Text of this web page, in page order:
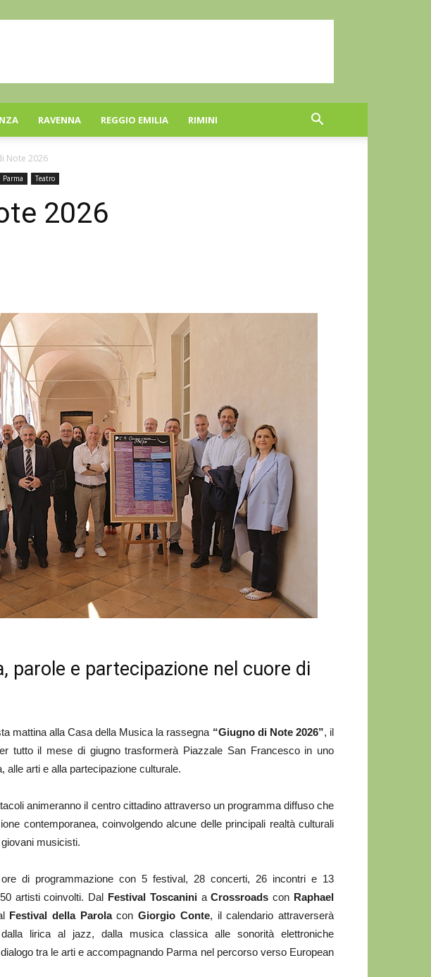
RAVENNA REGGIO EMILIA RIMINI
Note 2026
Parma Teatro
2026
parole e partecipazione nel cuore di
mattina alla Casa della Musica la rassegna “Giugno di Note 2026”, il
tutto il mese di giugno trasformerà Piazzale San Francesco in uno
alle arti e alla partecipazione culturale.
animeranno il centro cittadino attraverso un programma diffuso che
contemporanea, coinvolgendo alcune delle principali realtà culturali
musicisti.
di programmazione con 5 festival, 28 concerti, 26 incontri e 13
artisti coinvolti. Dal Festival ToscaniniaCrossroads con Raphael
Festival della ParolaconGiorgio Conte, il calendario attraverserà
lirica al jazz, dalla musica classica alle sonorità elettroniche
tra le arti e accompagnando Parma nel percorso verso European